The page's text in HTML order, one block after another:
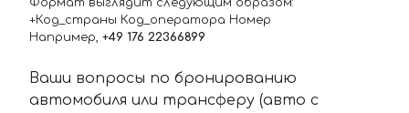
Формат выглядит следующим образом:
+Код_страны Код_оператора Номер
Например, +49 176 22366899
Ваши вопросы по бронированию
автомобиля или трансферу (авто с